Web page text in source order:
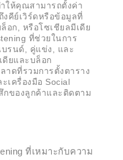
ให้คุณสามารถตั้งค่า
งคีย์เวิร์ดหรือข้อมูลที่
อก, หรือโซเชียลมีเดีย
ที่ช่วยในการ
บรนด์, คู่แข่ง, และ
ดียและบล็อก
าดที่รวมการตั้งตาราง
เครื่องมือ Social
กของลูกค้าและติดตาม
ที่เหมาะกับความ